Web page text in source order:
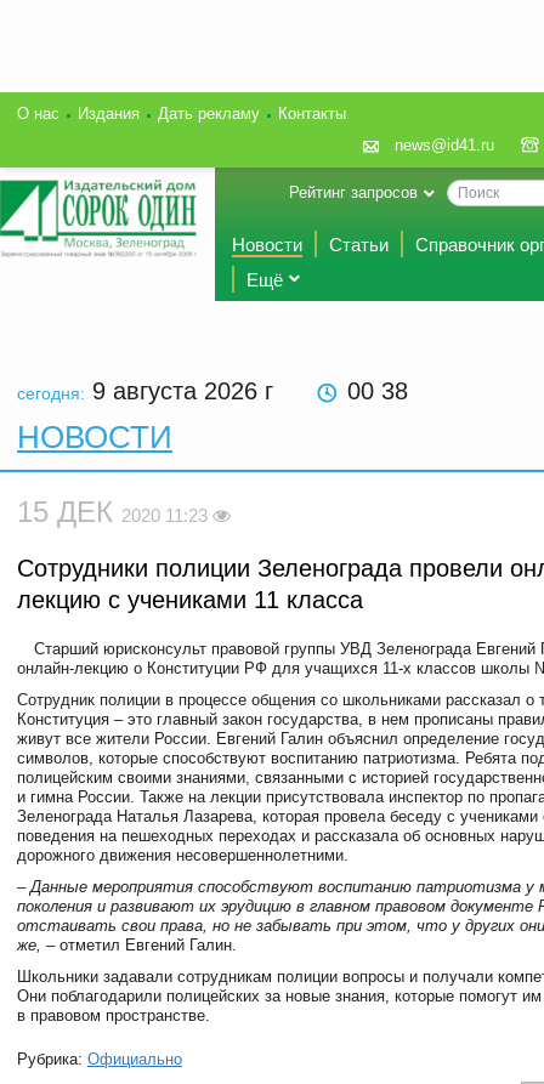
О нас Издания Дать рекламу
Контакты
news@id41.ru
Рейтинг запросов
Новости Статьи
Справочник
Ещё
сегодня: 9 августа 2026 г 00 38
НОВОСТИ
15 ДЕК 2020 11:23
Сотрудники полиции Зеленограда провели
лекцию с учениками 11 класса
Старший юрисконсульт правовой группы УВД Зеленограда Евгений
онлайн-лекцию о Конституции РФ для учащихся 11-х классов школы
Сотрудник полиции в процессе общения со школьниками рассказал о
Конституция – это главный закон государства, в нем прописаны
живут все жители России. Евгений Галин объяснил определение
символов, которые способствуют воспитанию патриотизма. Ребята
полицейским своими знаниями, связанными с историей
и гимна России. Также на лекции присутствовала инспектор по
Зеленограда Наталья Лазарева, которая провела беседу с учениками
поведения на пешеходных переходах и рассказала об основных
дорожного движения несовершеннолетними.
– Данные мероприятия способствуют воспитанию патриотизма у
поколения и развивают их эрудицию в главном правовом
отстаивать свои права, но не забывать при этом, что у других
же, – отметил Евгений Галин.
Школьники задавали сотрудникам полиции вопросы и получали
Они поблагодарили полицейских за новые знания, которые помогут им
в правовом пространстве.
Рубрика: Официально